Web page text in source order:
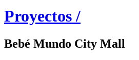
Proyectos /
Bebé Mundo City Mall